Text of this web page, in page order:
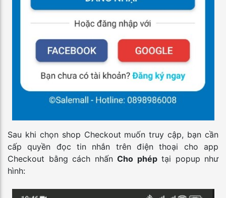
Sau khi chọn shop Checkout muốn truy cập, bạn cần
cấp quyền đọc tin nhắn trên điện thoại cho app
Checkout bằng cách nhấn Cho phéptại popup như
hình: